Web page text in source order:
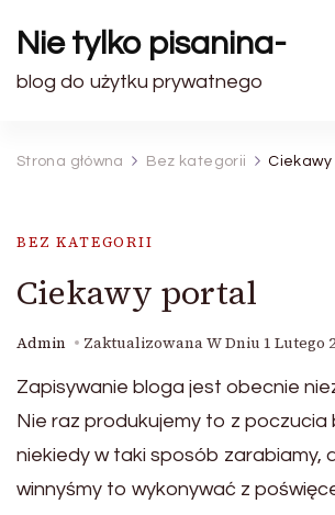
Nie tylko pisanina-
blog do użytku prywatnego
Strona główna Bez kategorii Ciekawy
BEZ KATEGORII
Ciekawy portal
Admin Zaktualizowana W Dniu 1 Lutego
Zapisywanie bloga jest obecnie
Nie raz produkujemy to z poczucia
niekiedy w taki sposób zarabiamy,
winnyśmy to wykonywać z